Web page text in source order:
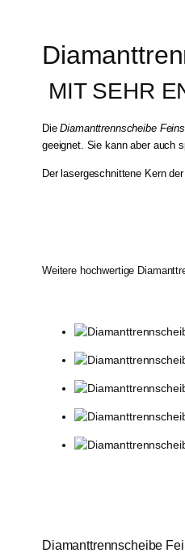
MIT SEHR
DieDiamanttrennscheibe
geeignet. Sie kann aber auch
Der lasergeschnittene Kern der
Weitere hochwertige
Diamanttrennscheibe